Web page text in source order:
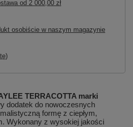
od 2 000,00 zł
osobiście w naszym magazynie
)
TERRACOTTA marki
dodatek do nowoczesnych
formę z ciepłym,
Wykonany z wysokiej jakości